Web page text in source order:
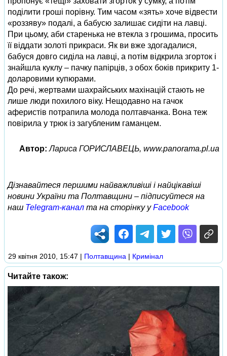
поділити гроші порівну. Тим часом «зять» хоче відвести
«роззяву» подалі, а бабусю залишає сидіти на лавці.
При цьому, аби старенька не втекла з грошима, просить
її віддати золоті прикраси. Як ви вже здогадалися,
бабуся довго сиділа на лавці, а потім відкрила згорток і
знайшла куклу – пачку папірців, з обох боків прикриту 1-
доларовими купюрами.
До речі, жертвами шахрайських махінацій стають не
лише люди похилого віку. Нещодавно на гачок
аферистів потрапила молода полтавчанка. Вона теж
повірила у трюк із загубленим гаманцем.
Автор: Лариса ГОРИСЛАВЕЦЬ, www.panorama.pl.ua
Дізнавайтеся першими найважливіші і найцікавіші
новини України та Полтавщини – підписуйтеся на
наш Telegram-канал та на сторінку уFacebook
29 квітня 2010, 15:47 | Полтавщина | Кримінал
Читайте також: